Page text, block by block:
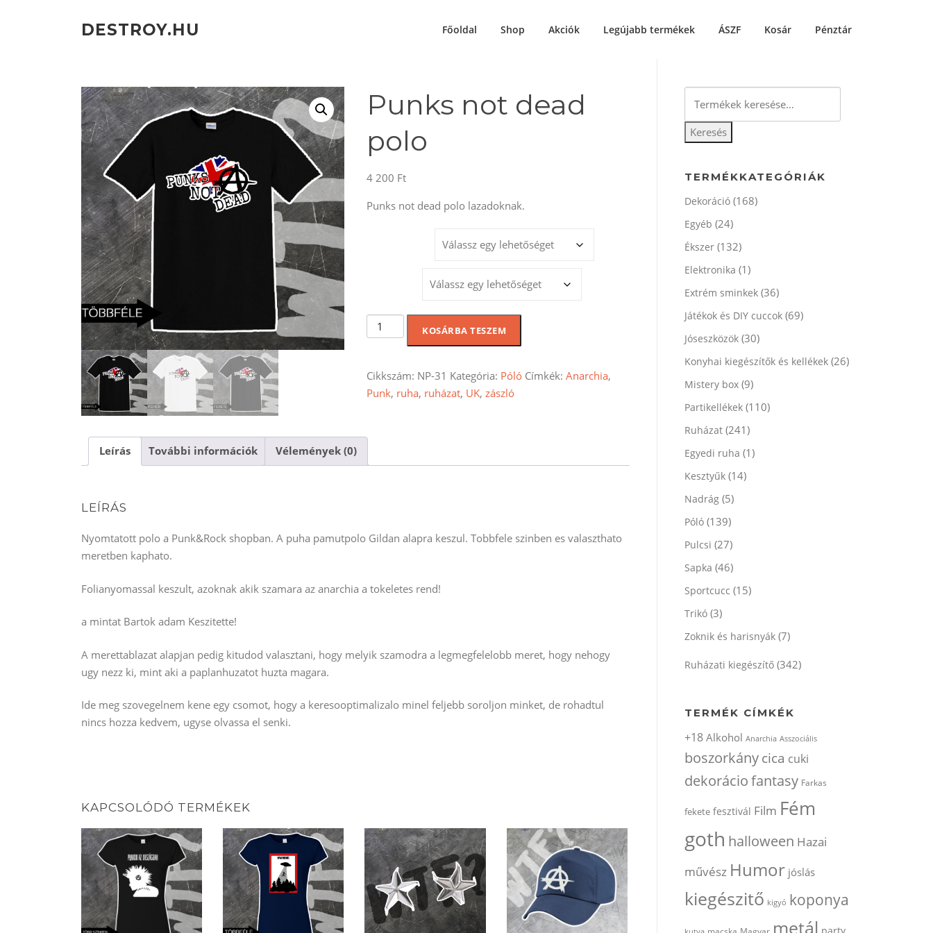
DESTROY.HU Főoldal Shop Akciók Legújabb termékek ÁSZF Kosár Pénztár
Punks not dead
polo
4 200 Ft
Punks not dead polo lazadoknak.
Punks
not
polo
mennyiség
KOSÁRBA TESZEM
Cikkszám: NP-31 Kategória: Póló Címkék: Anarchia,
Punk, ruha, ruházat, UK, zászló
Leírás További információk Vélemények (0)
LEÍRÁS
Nyomtatott polo a Punk&Rock shopban. A puha pamutpolo Gildan alapra keszul. Tobbfele szinben es valaszthato
meretben kaphato.
Folianyomassal keszult, azoknak akik szamara az anarchia a tokeletes rend!
a mintat Bartok adam Keszitette!
A merettablazat alapjan pedig kitudod valasztani, hogy melyik szamodra a legmegfelelobb meret, hogy nehogy
ugy nezz ki, mint aki a paplanhuzatot huzta magara.
Ide meg szovegelnem kene egy csomot, hogy a keresooptimalizalo minel feljebb soroljon minket, de rohadtul
nincs hozza kedvem, ugyse olvassa el senki.
KAPCSOLÓDÓ TERMÉKEK
következőre:
Keresés
TERMÉKKATEGÓRIÁK
Dekoráció (168)
Egyéb (24)
Ékszer (132)
Elektronika (1)
Extrém sminkek (36)
Játékok és DIY cuccok (69)
Jóseszközök (30)
Konyhai kiegészítők és kellékek (26)
Mistery box (9)
Partikellékek (110)
Ruházat (241)
Egyedi ruha (1)
Kesztyűk (14)
Nadrág (5)
Póló (139)
Pulcsi (27)
Sapka (46)
Sportcucc (15)
Trikó (3)
Zoknik és harisnyák (7)
Ruházati kiegészítő (342)
TERMÉK CÍMKÉK
+18 Alkohol Anarchia Asszociális
boszorkánycica cuki
dekoráciofantasy Farkas
fekete fesztivál Film Fém
goth halloween Hazai
művész Humor jóslás
kiegészitő kigyó koponya
metál